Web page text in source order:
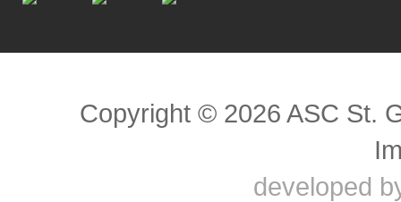
Copyright © 2026 ASC St.
developed